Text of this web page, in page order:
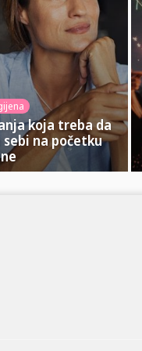
koja treba da
na početku